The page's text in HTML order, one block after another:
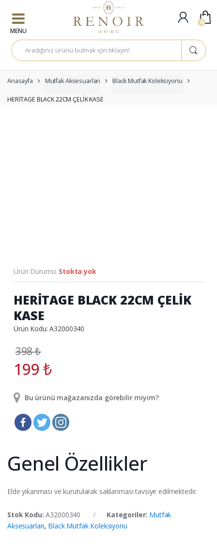
A
r
a
a
:
Anasayfa Mutfak Aksesuarları Black Mutfak Koleksiyonu
HERİTAGE BLACK 22CM ÇELİK KASE
Ürün Durumu: Stokta yok
HERİTAGE BLACK 22CM ÇELİK
KASE
Ürün Kodu: A32000340
398₺
199₺
Bu ürünü mağazanızda görebilir miyim?
Genel Özellikler
Elde yıkanması ve kurutularak saklanması tavsiye edilmektedir.
Stok Kodu:A32000340 Kategoriler: Mutfak
Aksesuarları, Black Mutfak Koleksiyonu
0